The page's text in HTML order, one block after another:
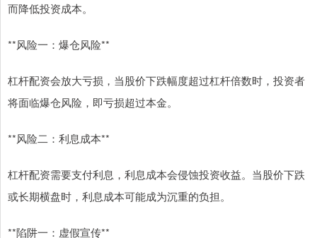
而降低投资成本。
**风险一：爆仓风险**
杠杆配资会放大亏损，当股价下跌幅度超过杠杆倍数时，投资者
将面临爆仓风险，即亏损超过本金。
**风险二：利息成本**
杠杆配资需要支付利息，利息成本会侵蚀投资收益。当股价下跌
或长期横盘时，利息成本可能成为沉重的负担。
**陷阱一：虚假宣传**